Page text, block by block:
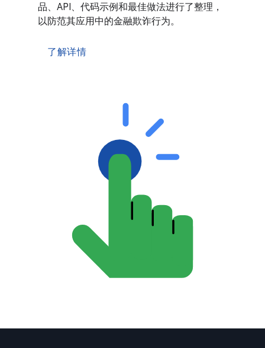
品、API、代码示例和最佳做法进行了整理，
以防范其应用中的金融欺诈行为。
了解详情